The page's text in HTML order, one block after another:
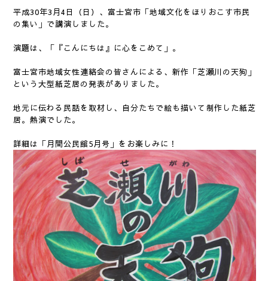
平成30年3月4日（日）、富士宮市「地域文化をほりおこす市民
の集い」で講演しました。
演題は、「『こんにちは』に心をこめて」。
富士宮市地域女性連絡会の皆さんによる、新作「芝瀬川の天狗」
という大型紙芝居の発表がありました。
地元に伝わる民話を取材し、自分たちで絵も描いて制作した紙芝
居。熱演でした。
詳細は「月間公民館5月号」をお楽しみに！